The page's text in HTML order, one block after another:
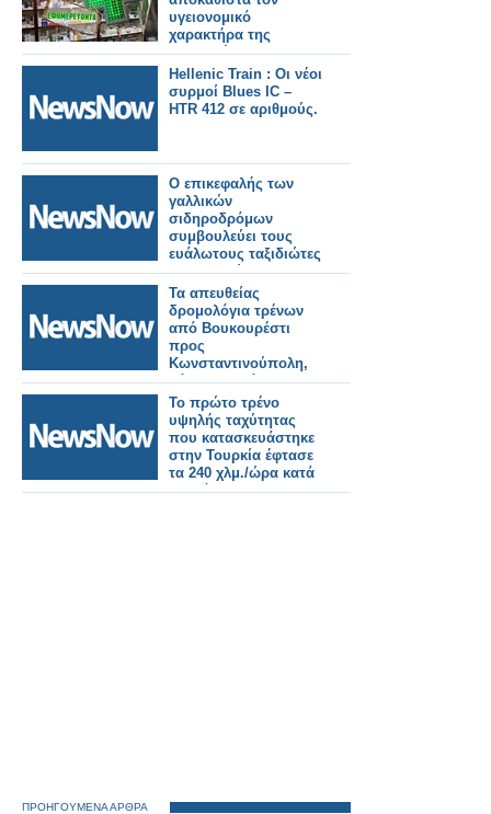
υγειονομικό
χαρακτήρα της
διανυκτέρευσης των
φαρμακείων
οριοθετώντας με
σαφήνεια τις
υποχρεώσεις τους
Hellenic Train : Οι νέοι
συρμοί Blues IC –
HTR 412 σε αριθμούς.
Ο επικεφαλής των
γαλλικών
σιδηροδρόμων
συμβουλεύει τους
ευάλωτους ταξιδιώτες
να αποφεύγουν τα
τρένα κατά τη
διάρκεια του
καύσωνα.
Τα απευθείας
δρομολόγια τρένων
από Βουκουρέστι
προς
Κωνσταντινούπολη,
Σόφια και Βάρνα με
διάρκεια μέχρι τον
Οκτώβριο.
Το πρώτο τρένο
υψηλής ταχύτητας
που κατασκευάστηκε
στην Τουρκία έφτασε
τα 240 χλμ./ώρα κατά
τη διάρκεια των
ΠΡΟΗΓΟΥΜΕΝΑ ΑΡΘΡΑ